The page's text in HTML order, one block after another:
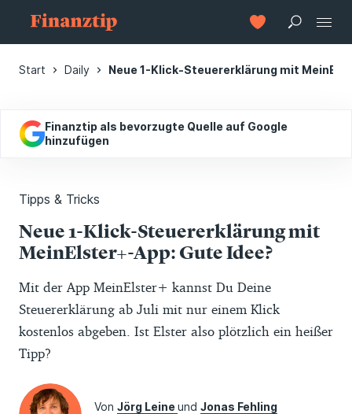
Start Daily Neue 1-Klick-Steuererklärung mit
Finanztip als bevorzugte Quelle auf Google
hinzufügen
Tipps & Tricks
Neue 1-Klick-Steuererklärung mit
MeinElster+-App: Gute Idee?
Mit der App MeinElster+ kannst Du Deine
Steuererklärung ab Juli mit nur einem Klick
kostenlos abgeben. Ist Elster also plötzlich ein heißer
Tipp?
Von Jörg Leineund Jonas Fehling